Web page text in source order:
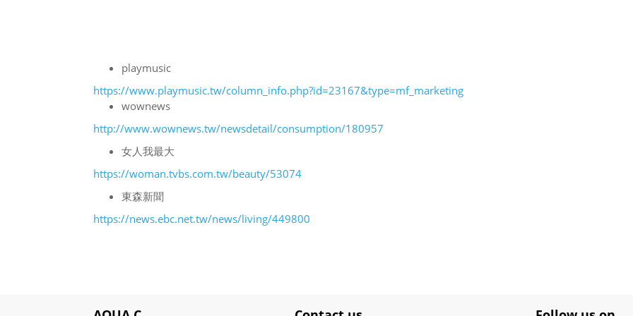
playmusic
https://www.playmusic.tw/column_info.php?id=23167&type=mf_marketing
wownews
http://www.wownews.tw/newsdetail/consumption/180957
女人我最大
https://woman.tvbs.com.tw/beauty/53074
東森新聞
https://news.ebc.net.tw/news/living/449800